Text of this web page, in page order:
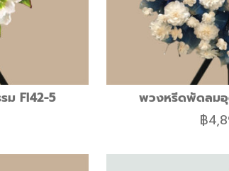
ม FI42-5 พวงหรีดพัดลมอุ
฿